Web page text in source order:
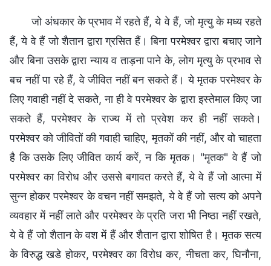
जो अंधकार के प्रभाव में रहते हैं, ये वे हैं, जो मृत्यु के मध्य रहते
हैं, ये वे हैं जो शैतान द्वारा ग्रसित हैं। बिना परमेश्वर द्वारा बचाए जाने
और बिना उसके द्वारा न्याय व ताड़ना पाने के, लोग मृत्यु के प्रभाव से
बच नहीं पा रहे हैं, वे जीवित नहीं बन सकते हैं। ये मृतक परमेश्वर के
लिए गवाही नहीं दे सकते, ना ही वे परमेश्वर के द्वारा इस्तेमाल किए जा
सकते हैं, परमेश्वर के राज्य में तो प्रवेश कर ही नहीं सकते।
परमेश्वर को जीवितों की गवाही चाहिए, मृतकों की नहीं, और वो चाहता
है कि उसके लिए जीवित कार्य करें, न कि मृतक। "मृतक" वे हैं जो
परमेश्वर का विरोध और उससे बगावत करते हैं, ये वे हैं जो आत्मा में
सुन्न होकर परमेश्वर के वचन नहीं समझते, ये वे हैं जो सत्य को अपने
व्यवहार में नहीं लाते और परमेश्वर के प्रति जरा भी निष्ठा नहीं रखते,
ये वे हैं जो शैतान के वश में हैं और शैतान द्वारा शोषित है। मृतक सत्य
के विरुद्ध खडे होकर, परमेश्वर का विरोध कर, नीचता कर, घिनौना,